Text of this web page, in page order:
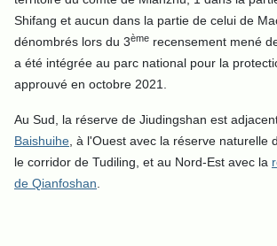
Shifang et aucun dans la partie de celui de
dénombrés lors du 3ème recensement mené
a été intégrée au parc national pour la
approuvé en octobre 2021.
Au Sud, la réserve de Jiudingshan est
Baishuihe , à l'Ouest avec la réserve naturelle
le corridor de Tudiling, et au Nord-Est avec la
de Qianfoshan